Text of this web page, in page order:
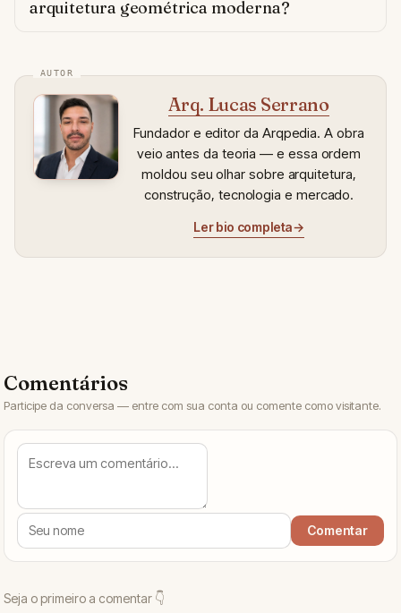
arquitetura geométrica moderna?
Arq. Lucas Serrano
Fundador e editor da Arqpedia. A obra
veio antes da teoria — e essa ordem
moldou seu olhar sobre arquitetura,
construção, tecnologia e mercado.
Ler bio completa→